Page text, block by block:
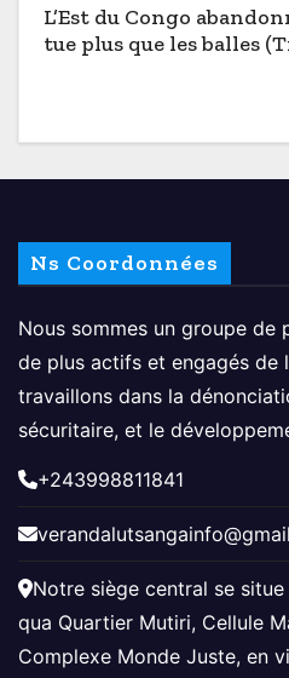
L’Est du Congo
tue plus que les balles
Ns Coordonnées
Nous sommes un groupe de
de plus actifs et engagés de
travaillons dans la
sécuritaire, et le
+243998811841
Notre siège central se
qua Quartier Mutiri, Cellule
Complexe Monde Juste, en